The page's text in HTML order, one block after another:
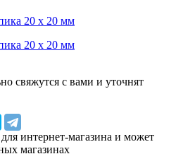
свяжутся с вами и уточнят
интернет-магазина и может
магазинах